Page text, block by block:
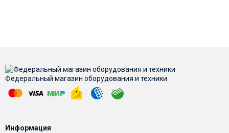
Федеральный магазин оборудования и техники
Информация